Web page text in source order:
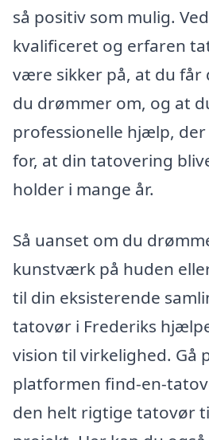
så positiv som mulig.
kvalificeret og erfaren
være sikker på, at du får
du drømmer om, og at
professionelle hjælp,
for, at din tatovering
holder i mange år.
Så uanset om du
kunstværk på huden
til din eksisterende
tatovør i Frederiks
vision til virkelighed. Gå
platformen find-en-
den helt rigtige tatovør